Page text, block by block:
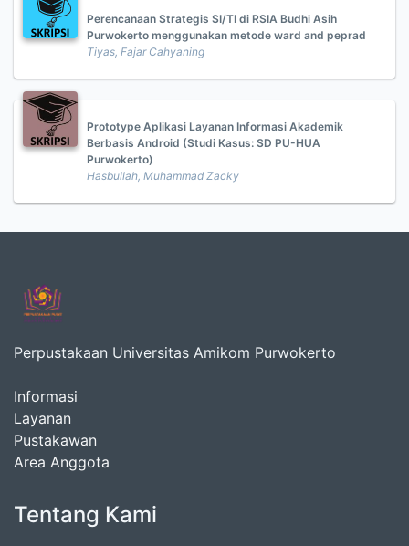
Perencanaan Strategis SI/TI di RSIA Budhi Asih
Purwokerto menggunakan metode ward and peprad
Tiyas, Fajar Cahyaning
Prototype Aplikasi Layanan Informasi Akademik
Berbasis Android (Studi Kasus: SD PU-HUA
Purwokerto)
Hasbullah, Muhammad Zacky
Perpustakaan Universitas Amikom Purwokerto
Informasi
Layanan
Pustakawan
Area Anggota
Tentang Kami